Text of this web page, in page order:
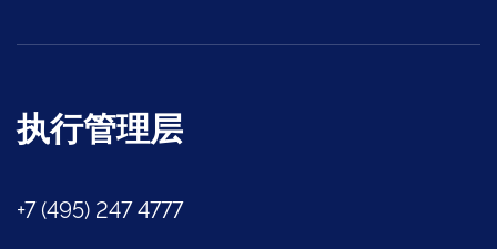
执行管理层
+7 (495) 247 4777